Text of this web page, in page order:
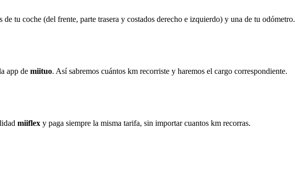
de tu coche (del frente, parte trasera y costados derecho e izquierdo) y una de tu odómetro.
app de miituo. Así sabremos cuántos km recorriste y haremos el cargo correspondiente.
miiflex y paga siempre la misma tarifa, sin importar cuantos km recorras.